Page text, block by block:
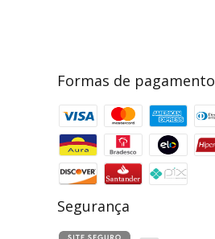
Formas de pagamento
Segurança